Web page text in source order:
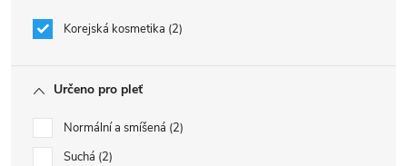
Korejská kosmetika 2
Určeno pro pleť
Normální a smíšená 2
Suchá 2